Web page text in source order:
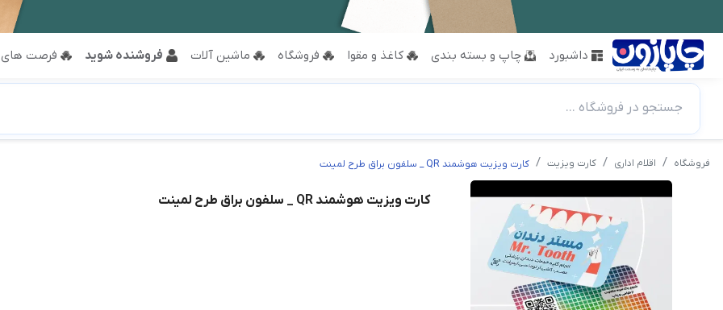
داشبورد چاپ و بسته بندی کاغذ و مقوا فروشگاه ماشین آلات فروشنده شوید فرصت
جستجو در فروشگاه ...
فروشگاه اقلام اداری کارت ویزیت کارت ویزیت هوشمند QR _ سلفون براق طرح لمینت
کارت ویزیت هوشمند QR _ سلفون براق طرح لمینت